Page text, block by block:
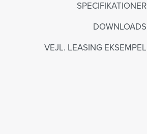
SPECIFIKATIONER
DOWNLOADS
VEJL. LEASING EKSEMPEL